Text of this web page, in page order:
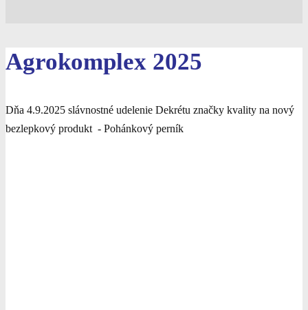
Agrokomplex 2025
Dňa 4.9.2025 slávnostné udelenie Dekrétu značky kvality na nový
bezlepkový produkt - Pohánkový perník